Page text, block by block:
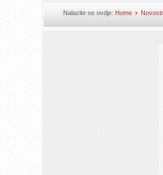
Nalazite se ovdje:Home Novosti